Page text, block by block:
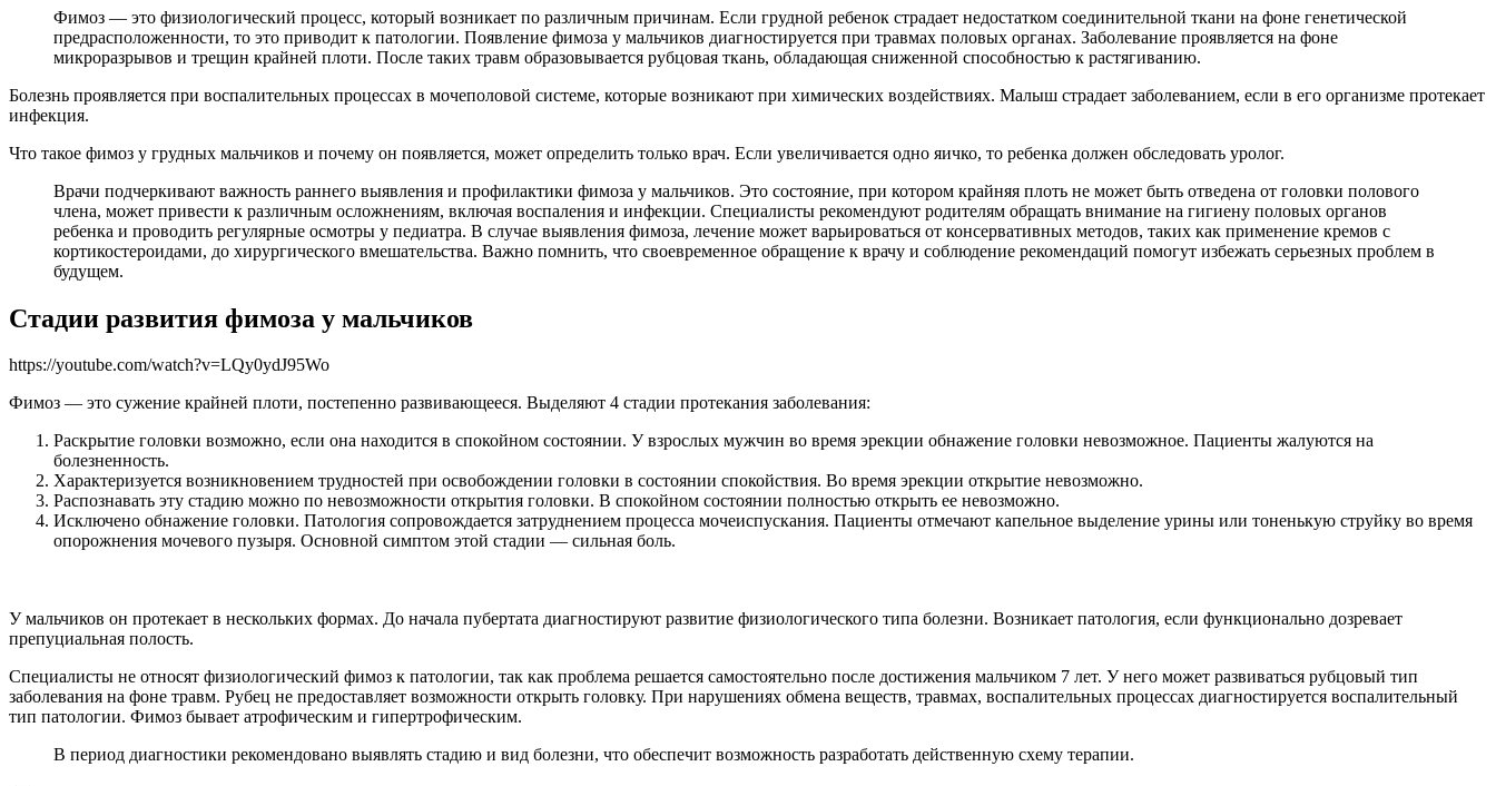
Фимоз — это физиологический процесс, который возникает по различным причинам. Если грудной ребенок страдает недостатком соединительной ткани на фоне генетической
предрасположенности, то это приводит к патологии. Появление фимоза у мальчиков диагностируется при травмах половых органах. Заболевание проявляется на фоне
микроразрывов и трещин крайней плоти. После таких травм образовывается рубцовая ткань, обладающая сниженной способностью к растягиванию.
Болезнь проявляется при воспалительных процессах в мочеполовой системе, которые возникают при химических воздействиях. Малыш страдает заболеванием, если в его организме протекает
инфекция.
Что такое фимоз у грудных мальчиков и почему он появляется, может определить только врач. Если увеличивается одно яичко, то ребенка должен обследовать уролог.
Врачи подчеркивают важность раннего выявления и профилактики фимоза у мальчиков. Это состояние, при котором крайняя плоть не может быть отведена от головки полового
члена, может привести к различным осложнениям, включая воспаления и инфекции. Специалисты рекомендуют родителям обращать внимание на гигиену половых органов
ребенка и проводить регулярные осмотры у педиатра. В случае выявления фимоза, лечение может варьироваться от консервативных методов, таких как применение кремов с
кортикостероидами, до хирургического вмешательства. Важно помнить, что своевременное обращение к врачу и соблюдение рекомендаций помогут избежать серьезных проблем в
будущем.
Стадии развития фимоза у мальчиков
https://youtube.com/watch?v=LQy0ydJ95Wo
Фимоз — это сужение крайней плоти, постепенно развивающееся. Выделяют 4 стадии протекания заболевания:
Раскрытие головки возможно, если она находится в спокойном состоянии. У взрослых мужчин во время эрекции обнажение головки невозможное. Пациенты жалуются на
болезненность.
Характеризуется возникновением трудностей при освобождении головки в состоянии спокойствия. Во время эрекции открытие невозможно.
Распознавать эту стадию можно по невозможности открытия головки. В спокойном состоянии полностью открыть ее невозможно.
Исключено обнажение головки. Патология сопровождается затруднением процесса мочеиспускания. Пациенты отмечают капельное выделение урины или тоненькую струйку во время
опорожнения мочевого пузыря. Основной симптом этой стадии — сильная боль.
У мальчиков он протекает в нескольких формах. До начала пубертата диагностируют развитие физиологического типа болезни. Возникает патология, если функционально дозревает
препуциальная полость.
Специалисты не относят физиологический фимоз к патологии, так как проблема решается самостоятельно после достижения мальчиком 7 лет. У него может развиваться рубцовый тип
заболевания на фоне травм. Рубец не предоставляет возможности открыть головку. При нарушениях обмена веществ, травмах, воспалительных процессах диагностируется воспалительный
тип патологии. Фимоз бывает атрофическим и гипертрофическим.
В период диагностики рекомендовано выявлять стадию и вид болезни, что обеспечит возможность разработать действенную схему терапии.